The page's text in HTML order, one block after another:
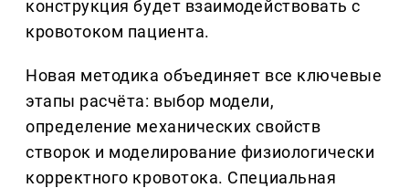
конструкция будет взаимодействовать с
кровотоком пациента.
Новая методика объединяет все ключевые
этапы расчёта: выбор модели,
определение механических свойств
створок и моделирование физиологически
корректного кровотока. Специальная